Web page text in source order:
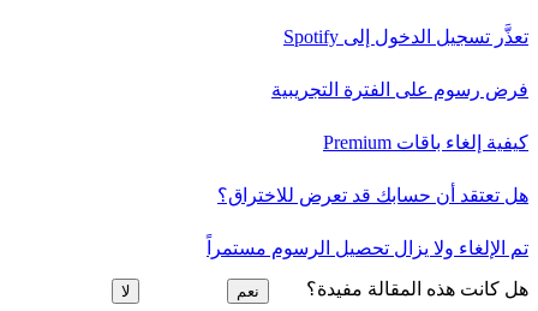
تعذَّر تسجيل الدخول إلى Spotify
فرض رسوم على الفترة التجريبية
كيفية إلغاء باقات Premium
هل تعتقد أن حسابك قد تعرض للاختراق؟
تم الإلغاء ولا يزال تحصيل الرسوم مستمراً
هل كانت هذه المقالة مفيدة؟ نعم لا